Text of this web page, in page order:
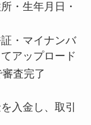
・生年月日・
証・マイナンバ
アップロード
査完了
入金し、取引